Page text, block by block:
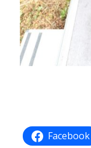
Facebook